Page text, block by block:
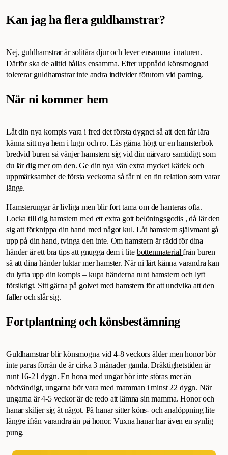
Kan jag ha flera guldhamstrar?
Nej, guldhamstrar är solitära djur och lever ensamma i naturen.
Därför ska de alltid hållas ensamma. Efter uppnådd könsmognad
tolererar guldhamstrar inte andra individer förutom vid parning.
När ni kommer hem
Låt din nya kompis vara i fred det första dygnet så att den får lära
känna sitt nya hem i lugn och ro. Läs gärna högt ur en hamsterbok
bredvid buren så vänjer hamstern sig vid din närvaro samtidigt som
du lär dig mer om den. Ge din nya vän extra mycket kärlek och
uppmärksamhet de första veckorna så får ni en fin relation som varar
länge.
Hamsterungar är livliga men blir fort tama om de hanteras ofta.
Locka till dig hamstern med ett extra gottbelöningsgodis , då lär den
sig att förknippa din hand med något kul. Låt hamstern självmant gå
upp på din hand, tvinga den inte. Om hamstern är rädd för dina
händer är ett bra tips att gnugga dem i lite bottenmaterial från buren
så att dina händer luktar mer hamster. När ni lärt känna varandra kan
du lyfta upp din kompis – kupa händerna runt hamstern och lyft
försiktigt. Sitt gärna på golvet med hamstern för att undvika att den
faller och slår sig.
Fortplantning och könsbestämning
Guldhamstrar blir könsmogna vid 4-8 veckors ålder men honor bör
inte paras förrän de är cirka 3 månader gamla. Dräktighetstiden är
runt 16-21 dygn. En hona med ungar bör inte störas mer än
nödvändigt, ungarna bör vara med mamman i minst 22 dygn. När
ungarna är 4-5 veckor är de redo att lämna sin mamma. Honor och
hanar skiljer sig åt något. På hanar sitter köns- och analöppning lite
längre ifrån varandra än på honor. Vuxna hanar har även en synlig
pung.